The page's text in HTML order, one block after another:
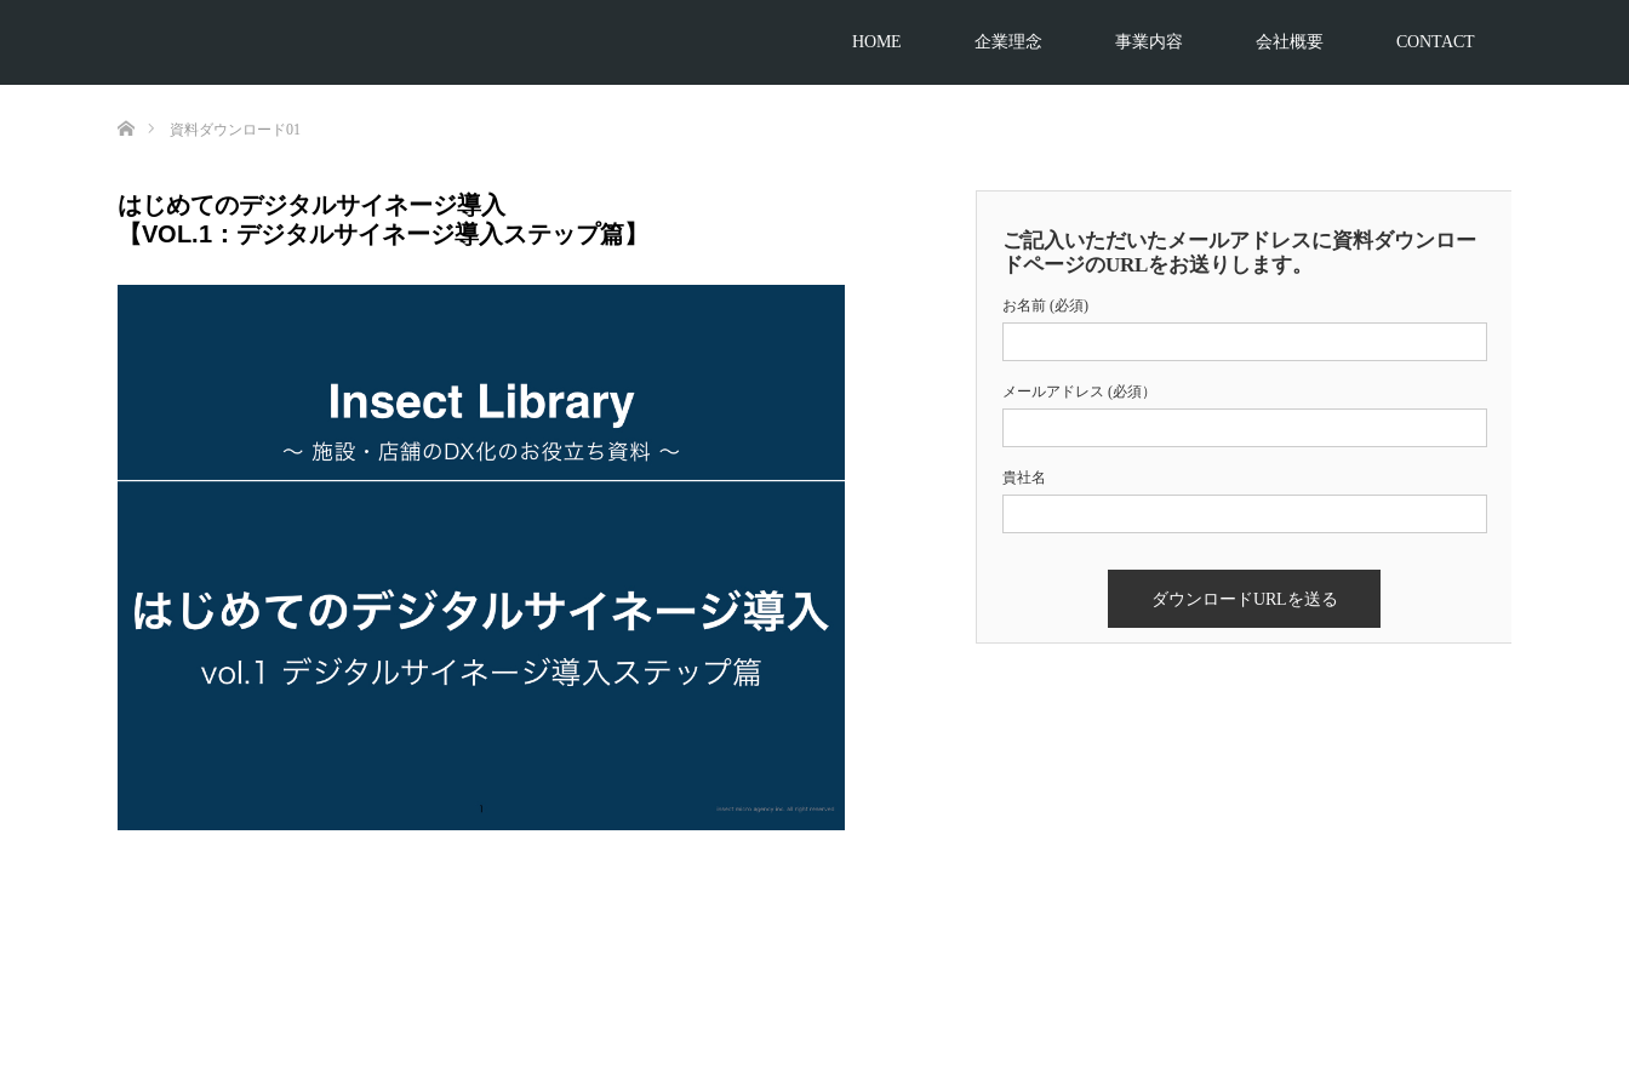
HOME 企業理念 事業内容 会社概要 CONTACT
資料ダウンロード01
はじめてのデジタルサイネージ導入
【VOL.1：デジタルサイネージ導入ステップ篇】
ご記入いただいたメールアドレスに資料ダウンロー
ドページのURLをお送りします。
お名前 (必須)
メールアドレス (必須）
貴社名